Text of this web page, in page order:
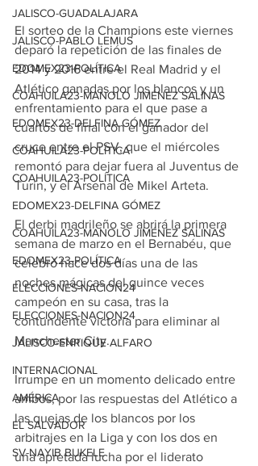
JALISCO-GUADALAJARA
JALISCO-PABLO LEMUS
EDOMEX23-POLÍTICA
COAHUILA23-MANOLO JIMÉNEZ SALINAS
EDOMEX23-DELFINA GÓMEZ
COAHUILA23-POLÍTICA
COAHUILA23-POLÍTICA
EDOMEX23-DELFINA GÓMEZ
COAHUILA23-MANOLO JIMÉNEZ SALINAS
EDOMEX23-POLÍTICA
ELECCIONES-NACION24
ELECCIONES-NACION24
JALISCO-ENRIQUE ALFARO
INTERNACIONAL
AMÉRICA
EL SALVADOR
SV-NAYIB BUKELE
El sorteo de la Champions este viernes
deparó la repetición de las finales de
2014 y 2016 entre el Real Madrid y el
Atlético ganadas por los blancos y un
enfrentamiento para el que pase a
cuartos de final con el ganador del
cruce entre el PSV, que el miércoles
remontó para dejar fuera al Juventus de
Turín, y el Arsenal de Mikel Arteta.
El derbi madrileño se abrirá la primera
semana de marzo en el Bernabéu, que
celebró hace dos días una de las
noches mágicas del quince veces
campeón en su casa, tras la
contundente victoria para eliminar al
Manchester City.
Irrumpe en un momento delicado entre
ambos, por las respuestas del Atlético a
las quejas de los blancos por los
arbitrajes en la Liga y con los dos en
una apretada lucha por el liderato